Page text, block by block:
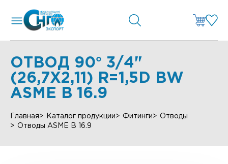
ОТВОД 90° 3/4"
(26,7Х2,11) R=1,5D BW
ASME B 16.9
Главная Каталог продукции Фитинги
Отводы
Отводы ASME B 16.9